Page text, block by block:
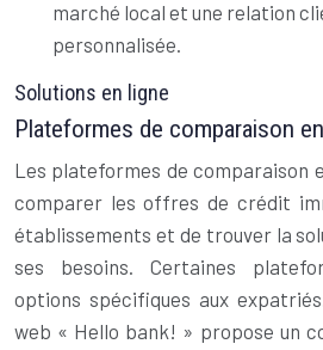
marché local et une relation
personnalisée.
Solutions en ligne
Plateformes de comparaison
Les plateformes de comparaison
comparer les offres de crédit
établissements et de trouver la
ses besoins. Certaines
options spécifiques aux
web « Hello bank! » propose un